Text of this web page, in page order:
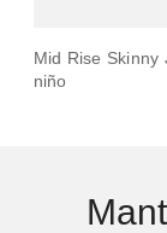
Rise Skinny